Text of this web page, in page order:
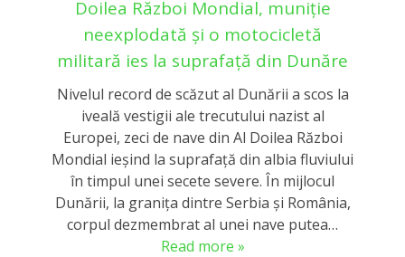
Doilea Război Mondial, muniție
neexplodată și o motocicletă
militară ies la suprafață din Dunăre
Nivelul record de scăzut al Dunării a scos la
iveală vestigii ale trecutului nazist al
Europei, zeci de nave din Al Doilea Război
Mondial ieşind la suprafaţă din albia fluviului
în timpul unei secete severe. În mijlocul
Dunării, la graniţa dintre Serbia şi România,
corpul dezmembrat al unei nave putea…
Read more »